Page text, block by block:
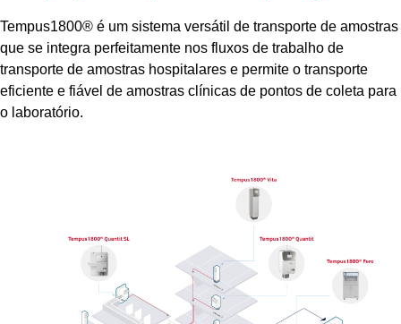
Tempus1800® é um sistema versátil de transporte de amostras
que se integra perfeitamente nos fluxos de trabalho de
transporte de amostras hospitalares e permite o transporte
eficiente e fiável de amostras clínicas de pontos de coleta para
o laboratório.